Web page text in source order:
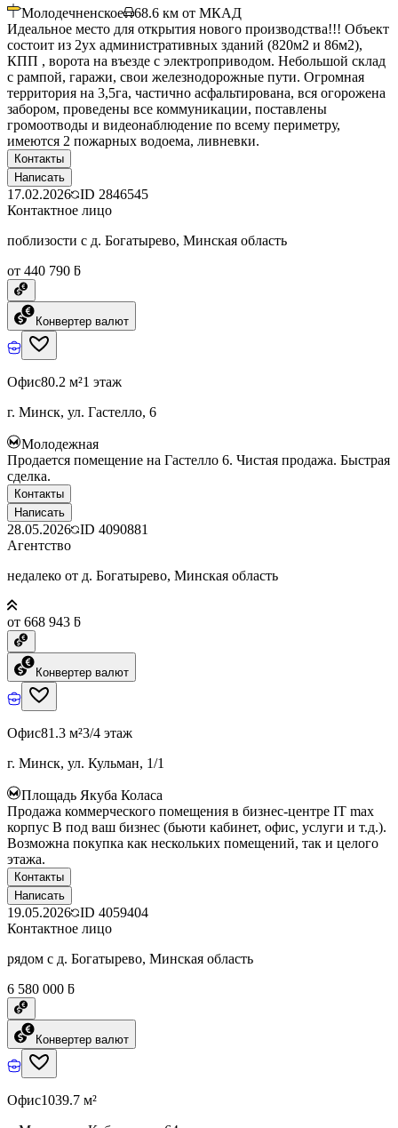
Молодечненское 68.6 км от МКАД
Идеальное место для открытия нового производства!!! Объект
состоит из 2ух административных зданий (820м2 и 86м2),
КПП , ворота на въезде с электроприводом. Небольшой склад
с рампой, гаражи, свои железнодорожные пути. Огромная
территория на 3,5га, частично асфальтирована, вся огорожена
забором, проведены все коммуникации, поставлены
громоотводы и видеонаблюдение по всему периметру,
имеются 2 пожарных водоема, ливневки.
Контакты
Написать
17.02.2026 ID 2846545
Контактное лицо
поблизости с д. Богатырево, Минская область
от 440 790 ƃ
Конвертер валют
Офис80.2 м²1 этаж
г. Минск, ул. Гастелло, 6
Молодежная
Продается помещение на Гастелло 6. Чистая продажа. Быстрая
сделка.
Контакты
Написать
28.05.2026 ID 4090881
Агентство
недалеко от д. Богатырево, Минская область
от 668 943 ƃ
Конвертер валют
Офис81.3 м²3/4 этаж
г. Минск, ул. Кульман, 1/1
Площадь Якуба Коласа
Продажа коммерческого помещения в бизнес-центре IT max
корпус B под ваш бизнес (бьюти кабинет, офис, услуги и т.д.).
Возможна покупка как нескольких помещений, так и целого
этажа.
Контакты
Написать
19.05.2026 ID 4059404
Контактное лицо
рядом с д. Богатырево, Минская область
6 580 000 ƃ
Конвертер валют
Офис1039.7 м²